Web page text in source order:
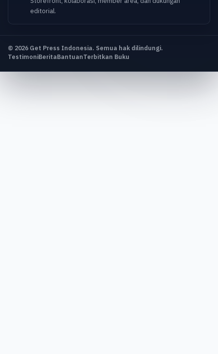
editorial.
© 2026 Get Press Indonesia. Semua hak dilindungi.
TestimoniBeritaBantuanTerbitkan Buku